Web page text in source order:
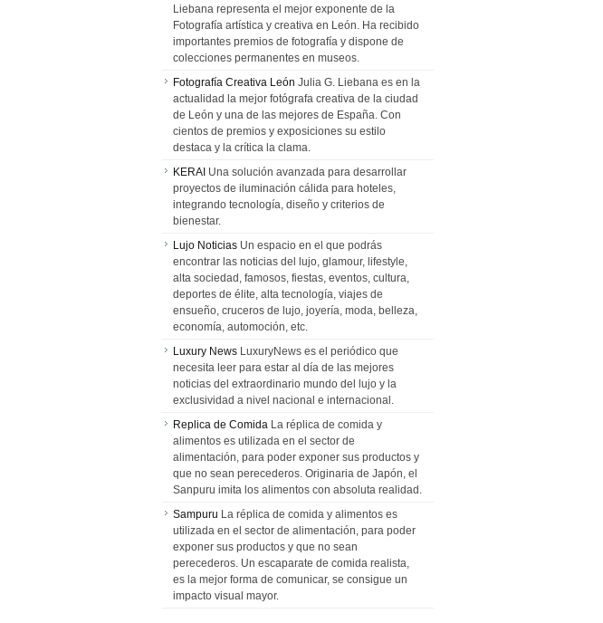
Liebana representa el mejor exponente de la
Fotografía artística y creativa en León. Ha recibido
importantes premios de fotografía y dispone de
colecciones permanentes en museos.
Fotografía Creativa León Julia G. Liebana es en la
actualidad la mejor fotógrafa creativa de la ciudad
de León y una de las mejores de España. Con
cientos de premios y exposiciones su estilo
destaca y la crítica la clama.
KERAI Una solución avanzada para desarrollar
proyectos de iluminación cálida para hoteles,
integrando tecnología, diseño y criterios de
bienestar.
Lujo Noticias Un espacio en el que podrás
encontrar las noticias del lujo, glamour, lifestyle,
alta sociedad, famosos, fiestas, eventos, cultura,
deportes de élite, alta tecnología, viajes de
ensueño, cruceros de lujo, joyería, moda, belleza,
economía, automoción, etc.
Luxury News LuxuryNews es el periódico que
necesita leer para estar al día de las mejores
noticias del extraordinario mundo del lujo y la
exclusividad a nivel nacional e internacional.
Replica de Comida La réplica de comida y
alimentos es utilizada en el sector de
alimentación, para poder exponer sus productos y
que no sean perecederos. Originaria de Japón, el
Sanpuru imita los alimentos con absoluta realidad.
Sampuru La réplica de comida y alimentos es
utilizada en el sector de alimentación, para poder
exponer sus productos y que no sean
perecederos. Un escaparate de comida realista,
es la mejor forma de comunicar, se consigue un
impacto visual mayor.